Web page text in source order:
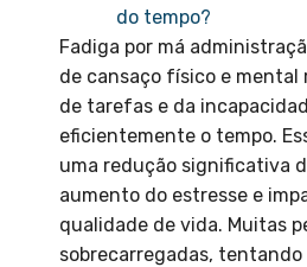
do tempo?
Fadiga por má
de cansaço físico e
de tarefas e da
eficientemente o tempo.
uma redução significativa
aumento do estresse e
qualidade de vida. Muitas
sobrecarregadas,